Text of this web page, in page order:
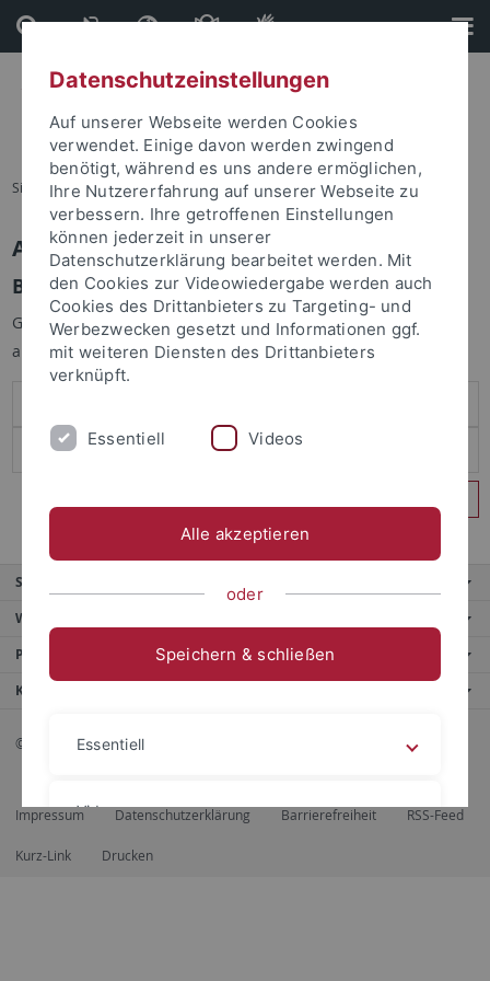
Direkt
zum
Inhalt
Direkt
zur
Fußleiste
Sie sind hier: Startseite
Anmelden
Benutzeranmeldung
Geben Sie Ihren Benutzernamen und Ihr Passwort an um sich
anzumelden:
Service
Weitere Angebote
Portale
Kontaktinfo
© 2026 Eberhard Karls Universität Tübingen, Tübingen
Impressum Datenschutzerklärung Barrierefreiheit RSS-Feed
Kurz-Link Drucken
Datenschutzeinstellungen
Auf unserer Webseite werden Cookies
verwendet. Einige davon werden zwingend
benötigt, während es uns andere ermöglichen,
Ihre Nutzererfahrung auf unserer Webseite zu
verbessern. Ihre getroffenen Einstellungen
können jederzeit in unserer
Datenschutzerklärung bearbeitet werden. Mit
den Cookies zur Videowiedergabe werden auch
Cookies des Drittanbieters zu Targeting- und
Werbezwecken gesetzt und Informationen ggf.
mit weiteren Diensten des Drittanbieters
verknüpft.
Essentiell Videos
Alle akzeptieren
oder
Speichern & schließen
Essentiell
Videos